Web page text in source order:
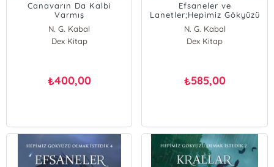
Canavarın Da Kalbi
Varmış
N. G. Kabal
Dex Kitap
₺400,00
Efsaneler ve
Lanetler;Hepimiz Gökyüzü
Olmak İstedik 4
N. G. Kabal
Dex Kitap
₺585,00